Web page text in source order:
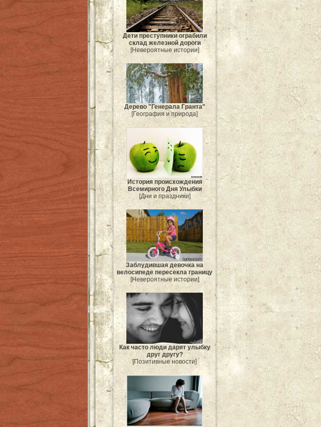
Дети преступники ограбили
склад железной дороги
[Невероятные истории]
Дерево "Генерала Гранта"
[География и природа]
История происхождения
Всемирного Дня Улыбки
[Дни и праздники]
Заблудившая девочка на
велосипеде пересекла границу
[Невероятные истории]
Как часто люди дарят улыбку
друг другу?
[Позитивные новости]